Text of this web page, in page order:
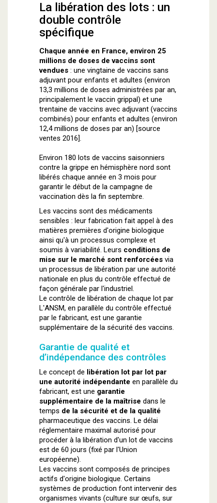
La libération des lots : un
double contrôle
spécifique
Chaque année en France, environ 25
millions de doses de vaccins sont
vendues : une vingtaine de vaccins sans
adjuvant pour enfants et adultes (environ
13,3 millions de doses administrées par an,
principalement le vaccin grippal) et une
trentaine de vaccins avec adjuvant (vaccins
combinés) pour enfants et adultes (environ
12,4 millions de doses par an) [source
ventes 2016].
Environ 180 lots de vaccins saisonniers
contre la grippe en hémisphère nord sont
libérés chaque année en 3 mois pour
garantir le début de la campagne de
vaccination dès la fin septembre.
Les vaccins sont des médicaments
sensibles : leur fabrication fait appel à des
matières premières d'origine biologique
ainsi qu'à un processus complexe et
soumis à variabilité. Leurs conditions de
mise sur le marché sont renforcées via
un processus de libération par une autorité
nationale en plus du contrôle effectué de
façon générale par l'industriel.
Le contrôle de libération de chaque lot par
L'ANSM, en parallèle du contrôle effectué
par le fabricant, est une garantie
supplémentaire de la sécurité des vaccins.
Garantie de qualité et
d’indépendance des contrôles
Le concept de libération lot par lot par
une autorité indépendante en parallèle du
fabricant, est une garantie
supplémentaire de la maîtrise dans le
temps de la sécurité et de la qualité
pharmaceutique des vaccins. Le délai
réglementaire maximal autorisé pour
procéder à la libération d'un lot de vaccins
est de 60 jours (fixé par l'Union
européenne).
Les vaccins sont composés de principes
actifs d'origine biologique. Certains
systèmes de production font intervenir des
organismes vivants (culture sur œufs, sur